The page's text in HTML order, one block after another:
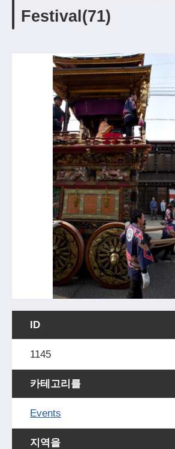
Festival(71)
ID
1145
카테고리를
Events
지역을